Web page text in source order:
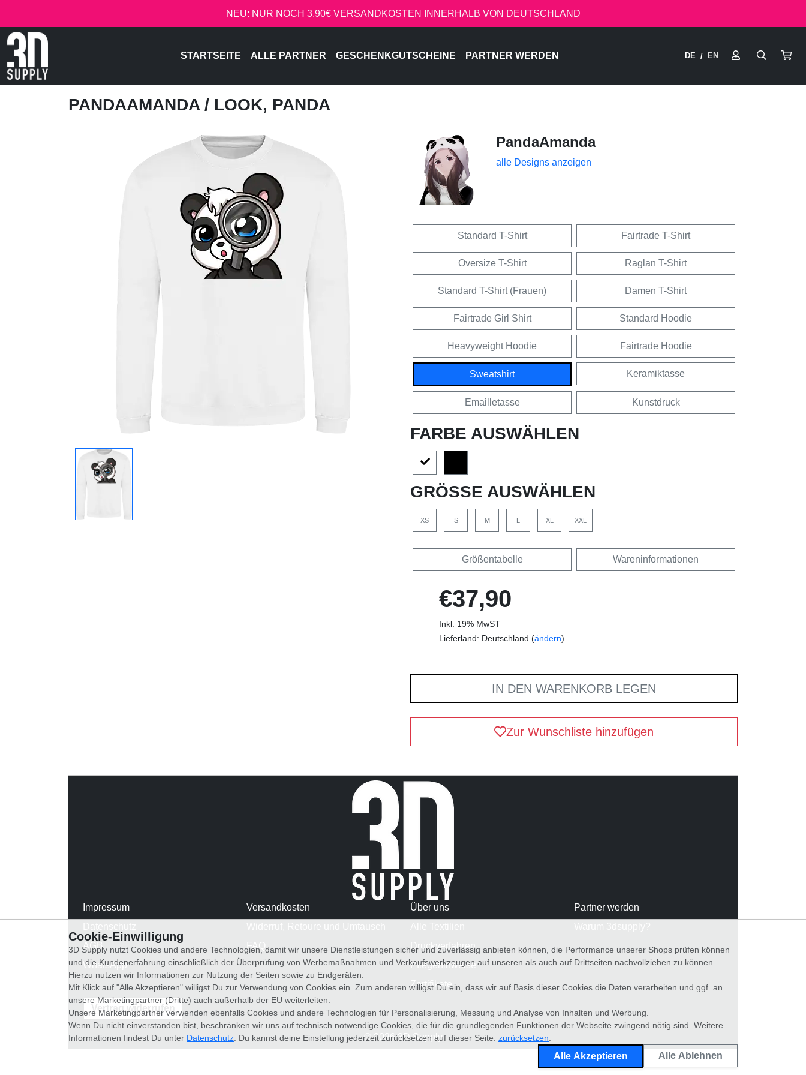
NEU: NUR NOCH 3.90€ VERSANDKOSTEN INNERHALB VON DEUTSCHLAND
STARTSEITE ALLE PARTNER GESCHENKGUTSCHEINE PARTNER WERDEN DE / EN
PANDAAMANDA / LOOK, PANDA
PandaAmanda
alle Designs anzeigen
Standard T-Shirt Fairtrade T-Shirt
Oversize T-Shirt Raglan T-Shirt
Standard T-Shirt (Frauen) Damen T-Shirt
Fairtrade Girl Shirt Standard Hoodie
Heavyweight Hoodie Fairtrade Hoodie
Sweatshirt Keramiktasse
Emailletasse Kunstdruck
FARBE AUSWÄHLEN
GRÖSSE AUSWÄHLEN
XS S M L XL XXL
Größentabelle Wareninformationen
€37,90
Inkl. 19% MwST
Lieferland: Deutschland (ändern)
IN DEN WARENKORB LEGEN
Zur Wunschliste hinzufügen
Impressum
AGB
WhatsApp
Versandkosten
FAQ
Über uns
Druckverfahren
Pflegehinweise
Zertifikate
Partner werden
Vertrag widerrufen
© 2026 3D Supply
Cookie-Einwilligung
3D Supply nutzt Cookies und andere Technologien, damit wir unsere Dienstleistungen sicher und zuverlässig anbieten können, die Performance unserer Shops prüfen können
und die Kundenerfahrung einschließlich der Überprüfung von Werbemaßnahmen und Verkaufswerkzeugen auf unseren als auch auf Drittseiten nachvollziehen zu können.
Hierzu nutzen wir Informationen zur Nutzung der Seiten sowie zu Endgeräten.
Mit Klick auf "Alle Akzeptieren" willigst Du zur Verwendung von Cookies ein. Zum anderen willigst Du ein, dass wir auf Basis dieser Cookies die Daten verarbeiten und ggf. an
unsere Marketingpartner (Dritte) auch außerhalb der EU weiterleiten.
Unsere Marketingpartner verwenden ebenfalls Cookies und andere Technologien für Personalisierung, Messung und Analyse von Inhalten und Werbung.
Wenn Du nicht einverstanden bist, beschränken wir uns auf technisch notwendige Cookies, die für die grundlegenden Funktionen der Webseite zwingend nötig sind. Weitere
Informationen findest Du unter Datenschutz . Du kannst deine Einstellung jederzeit zurücksetzen auf dieser Seite: zurücksetzen
Alle Akzeptieren Alle Ablehnen